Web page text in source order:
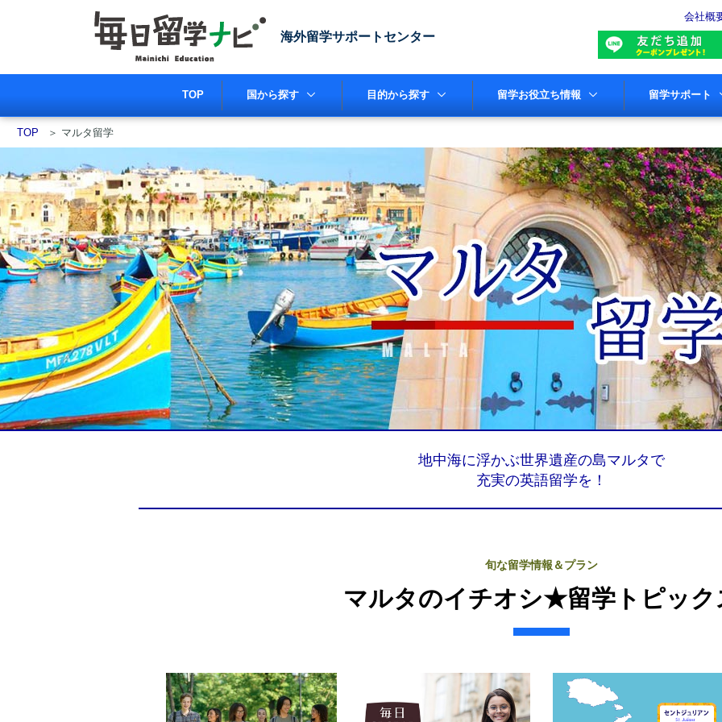
海外留学サポートセンター
会社概
TOP 国から探す 目的から探す 留学お役立ち情報 留学サポート
TOP ＞ マルタ留学
地中海に浮かぶ世界遺産の島マルタで
充実の英語留学を！
旬な留学情報＆プラン
マルタのイチオシ★留学トピック